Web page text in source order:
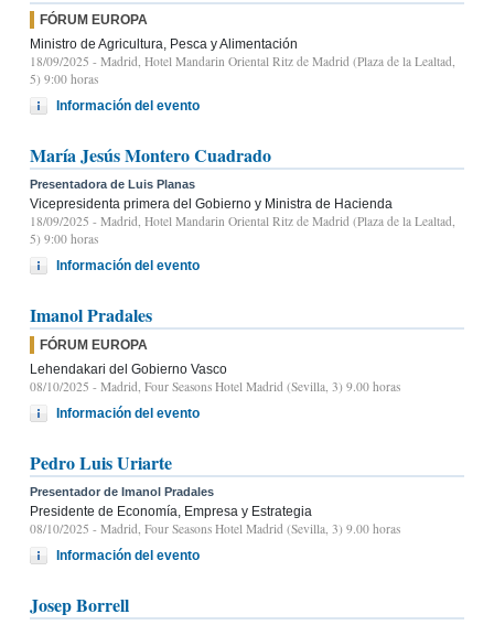
FÓRUM EUROPA
Ministro de Agricultura, Pesca y Alimentación
18/09/2025 - Madrid, Hotel Mandarin Oriental Ritz de Madrid (Plaza de la Lealtad,
5) 9:00 horas
Información del evento
María Jesús Montero Cuadrado
Presentadora de Luis Planas
Vicepresidenta primera del Gobierno y Ministra de Hacienda
18/09/2025 - Madrid, Hotel Mandarin Oriental Ritz de Madrid (Plaza de la Lealtad,
5) 9:00 horas
Información del evento
Imanol Pradales
FÓRUM EUROPA
Lehendakari del Gobierno Vasco
08/10/2025 - Madrid, Four Seasons Hotel Madrid (Sevilla, 3) 9.00 horas
Información del evento
Pedro Luis Uriarte
Presentador de Imanol Pradales
Presidente de Economía, Empresa y Estrategia
08/10/2025 - Madrid, Four Seasons Hotel Madrid (Sevilla, 3) 9.00 horas
Información del evento
Josep Borrell